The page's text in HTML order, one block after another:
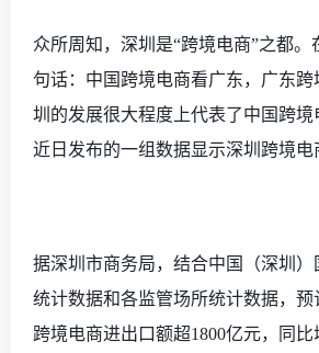
众所周知，深圳是“跨境电商”之都
句话：中国跨境电商看广东，广东跨
圳的发展很大程度上代表了中国跨境
近日发布的一组数据显示深圳跨境电
据深圳市商务局，结合中国（深圳）
统计数据和各监管场所统计数据，预
跨境电商进出口额超1800亿元，同比